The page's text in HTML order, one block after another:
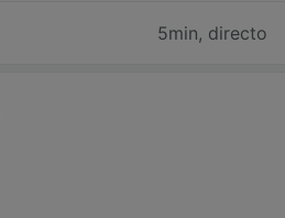
5min, directo